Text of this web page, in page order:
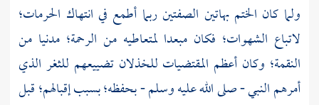
ولما كان الختم بهاتين الصفتين ربما أطمع في انتهاك الحرمات؛
لاتباع الشهوات؛ فكان مبعدا لمتعاطيه من الرحمة؛ مدنيا من
النقمة؛ وكان أعظم المقتضيات للخذلان تضييعهم للثغر الذي
أمرهم النبي - صلى الله عليه وسلم - بحفظه؛ بسبب إقبالهم؛ قبل